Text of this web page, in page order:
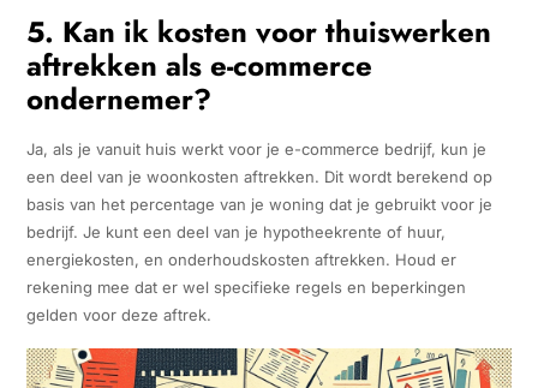
5. Kan ik kosten voor thuiswerken
aftrekken als e-commerce
ondernemer?
Ja, als je vanuit huis werkt voor je e-commerce bedrijf, kun je
een deel van je woonkosten aftrekken. Dit wordt berekend op
basis van het percentage van je woning dat je gebruikt voor je
bedrijf. Je kunt een deel van je hypotheekrente of huur,
energiekosten, en onderhoudskosten aftrekken. Houd er
rekening mee dat er wel specifieke regels en beperkingen
gelden voor deze aftrek.